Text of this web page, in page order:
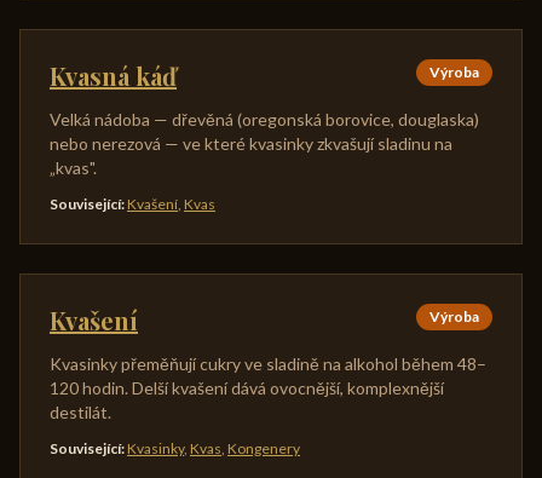
Kvasná káď Výroba
Velká nádoba — dřevěná (oregonská borovice, douglaska)
nebo nerezová — ve které kvasinky zkvašují sladinu na
„kvas".
Související: Kvašení, Kvas
Kvašení Výroba
Kvasinky přeměňují cukry ve sladině na alkohol během 48–
120 hodin. Delší kvašení dává ovocnější, komplexnější
destilát.
Související: Kvasinky, Kvas, Kongenery